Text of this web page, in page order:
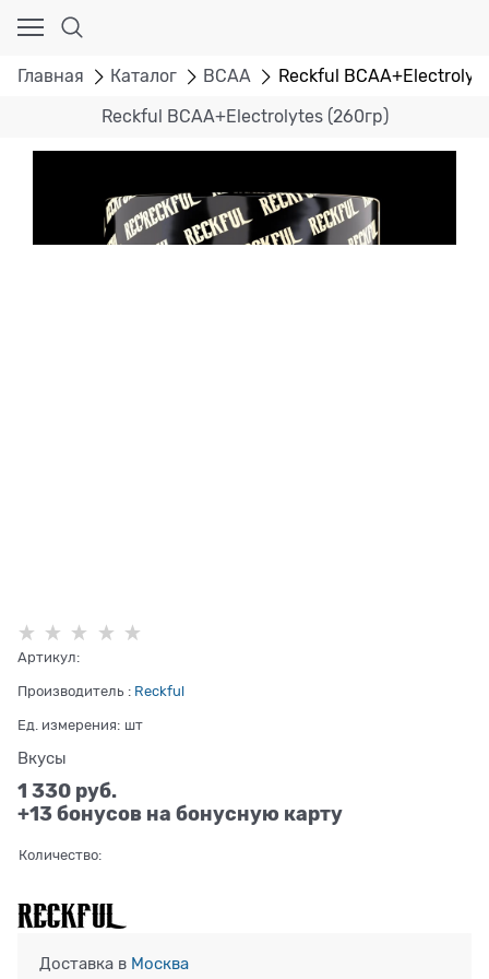
Главная Каталог BCAA Reckful
Reckful BCAA+Electrolytes (260гр)
Артикул:
Производитель : Reckful
Ед. измерения: шт
Вкусы
1 330 руб.
+13 бонусов на бонусную карту
Количество:
Доставка в Москва